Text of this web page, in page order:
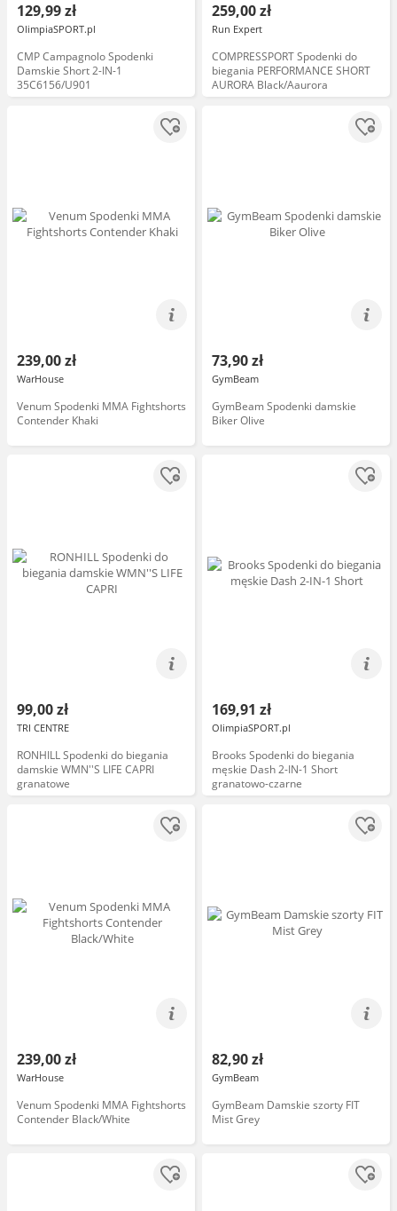
129,99 zł
OlimpiaSPORT.pl
CMP Campagnolo Spodenki
Damskie Short 2-IN-1
35C6156/U901
259,00 zł
Run Expert
COMPRESSPORT Spodenki do
biegania PERFORMANCE SHORT
AURORA Black/Aaurora
239,00 zł
WarHouse
Venum Spodenki MMA Fightshorts
Contender Khaki
73,90 zł
GymBeam
GymBeam Spodenki damskie
Biker Olive
99,00 zł
TRI CENTRE
RONHILL Spodenki do biegania
damskie WMN''S LIFE CAPRI
granatowe
169,91 zł
OlimpiaSPORT.pl
Brooks Spodenki do biegania
męskie Dash 2-IN-1 Short
granatowo-czarne
239,00 zł
WarHouse
Venum Spodenki MMA Fightshorts
Contender Black/White
82,90 zł
GymBeam
GymBeam Damskie szorty FIT
Mist Grey